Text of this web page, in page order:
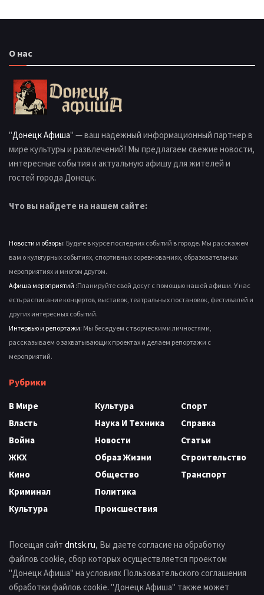
О нас
"Донецк Афиша" — ваш надежный информационный партнер в
мире культуры и развлечений! Мы предлагаем свежие новости,
интересные события и актуальную афишу для жителей и
гостей города Донецк.
Что вы найдете на нашем сайте:
Новости и обзоры: Будьте в курсе последних событий в городе. Мы расскажем
вам о культурных событиях, спортивных соревнованиях, образовательных
мероприятиях и многом другом.
Афиша мероприятий :Планируйте свой досуг с помощью нашей афиши. У нас
есть расписание концертов, выставок, театральных постановок, фестивалей и
других интересных событий.
Интервью и репортажи: Мы беседуем с творческими личностями,
рассказываем о захватывающих проектах и делаем репортажи с
мероприятий.
Рубрики
В Мире
Власть
Война
ЖКХ
Кино
Криминал
Культура
Культура
Наука И Техника
Новости
Образ Жизни
Общество
Политика
Происшествия
Спорт
Справка
Статьи
Строительство
Транспорт
Посещая сайт dntsk.ru, Вы даете согласие на обработку
файлов cookie, сбор которых осуществляется проектом
"Донецк Афиша" на условиях Пользовательского соглашения
обработки файлов cookie. "Донецк Афиша" также может